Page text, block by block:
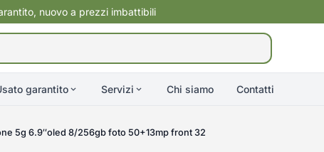
nuovo a prezzi imbattibili
garantito Servizi Chi siamo Contatti
5g 6.9″oled 8/256gb foto 50+13mp front 32